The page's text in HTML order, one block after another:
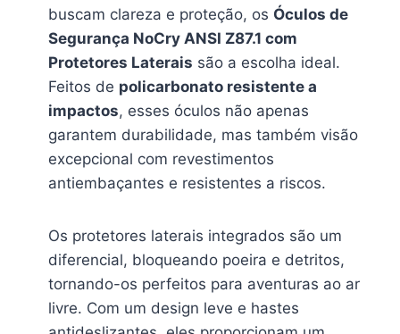
buscam clareza e proteção, os Óculos de
Segurança NoCry ANSI Z87.1 com
Protetores Laterais são a escolha ideal.
Feitos de policarbonato resistente a
impactos, esses óculos não apenas
garantem durabilidade, mas também visão
excepcional com revestimentos
antiembaçantes e resistentes a riscos.
Os protetores laterais integrados são um
diferencial, bloqueando poeira e detritos,
tornando-os perfeitos para aventuras ao ar
livre. Com um design leve e hastes